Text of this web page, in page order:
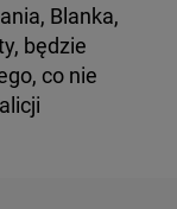
Blanka,
będzie
co nie